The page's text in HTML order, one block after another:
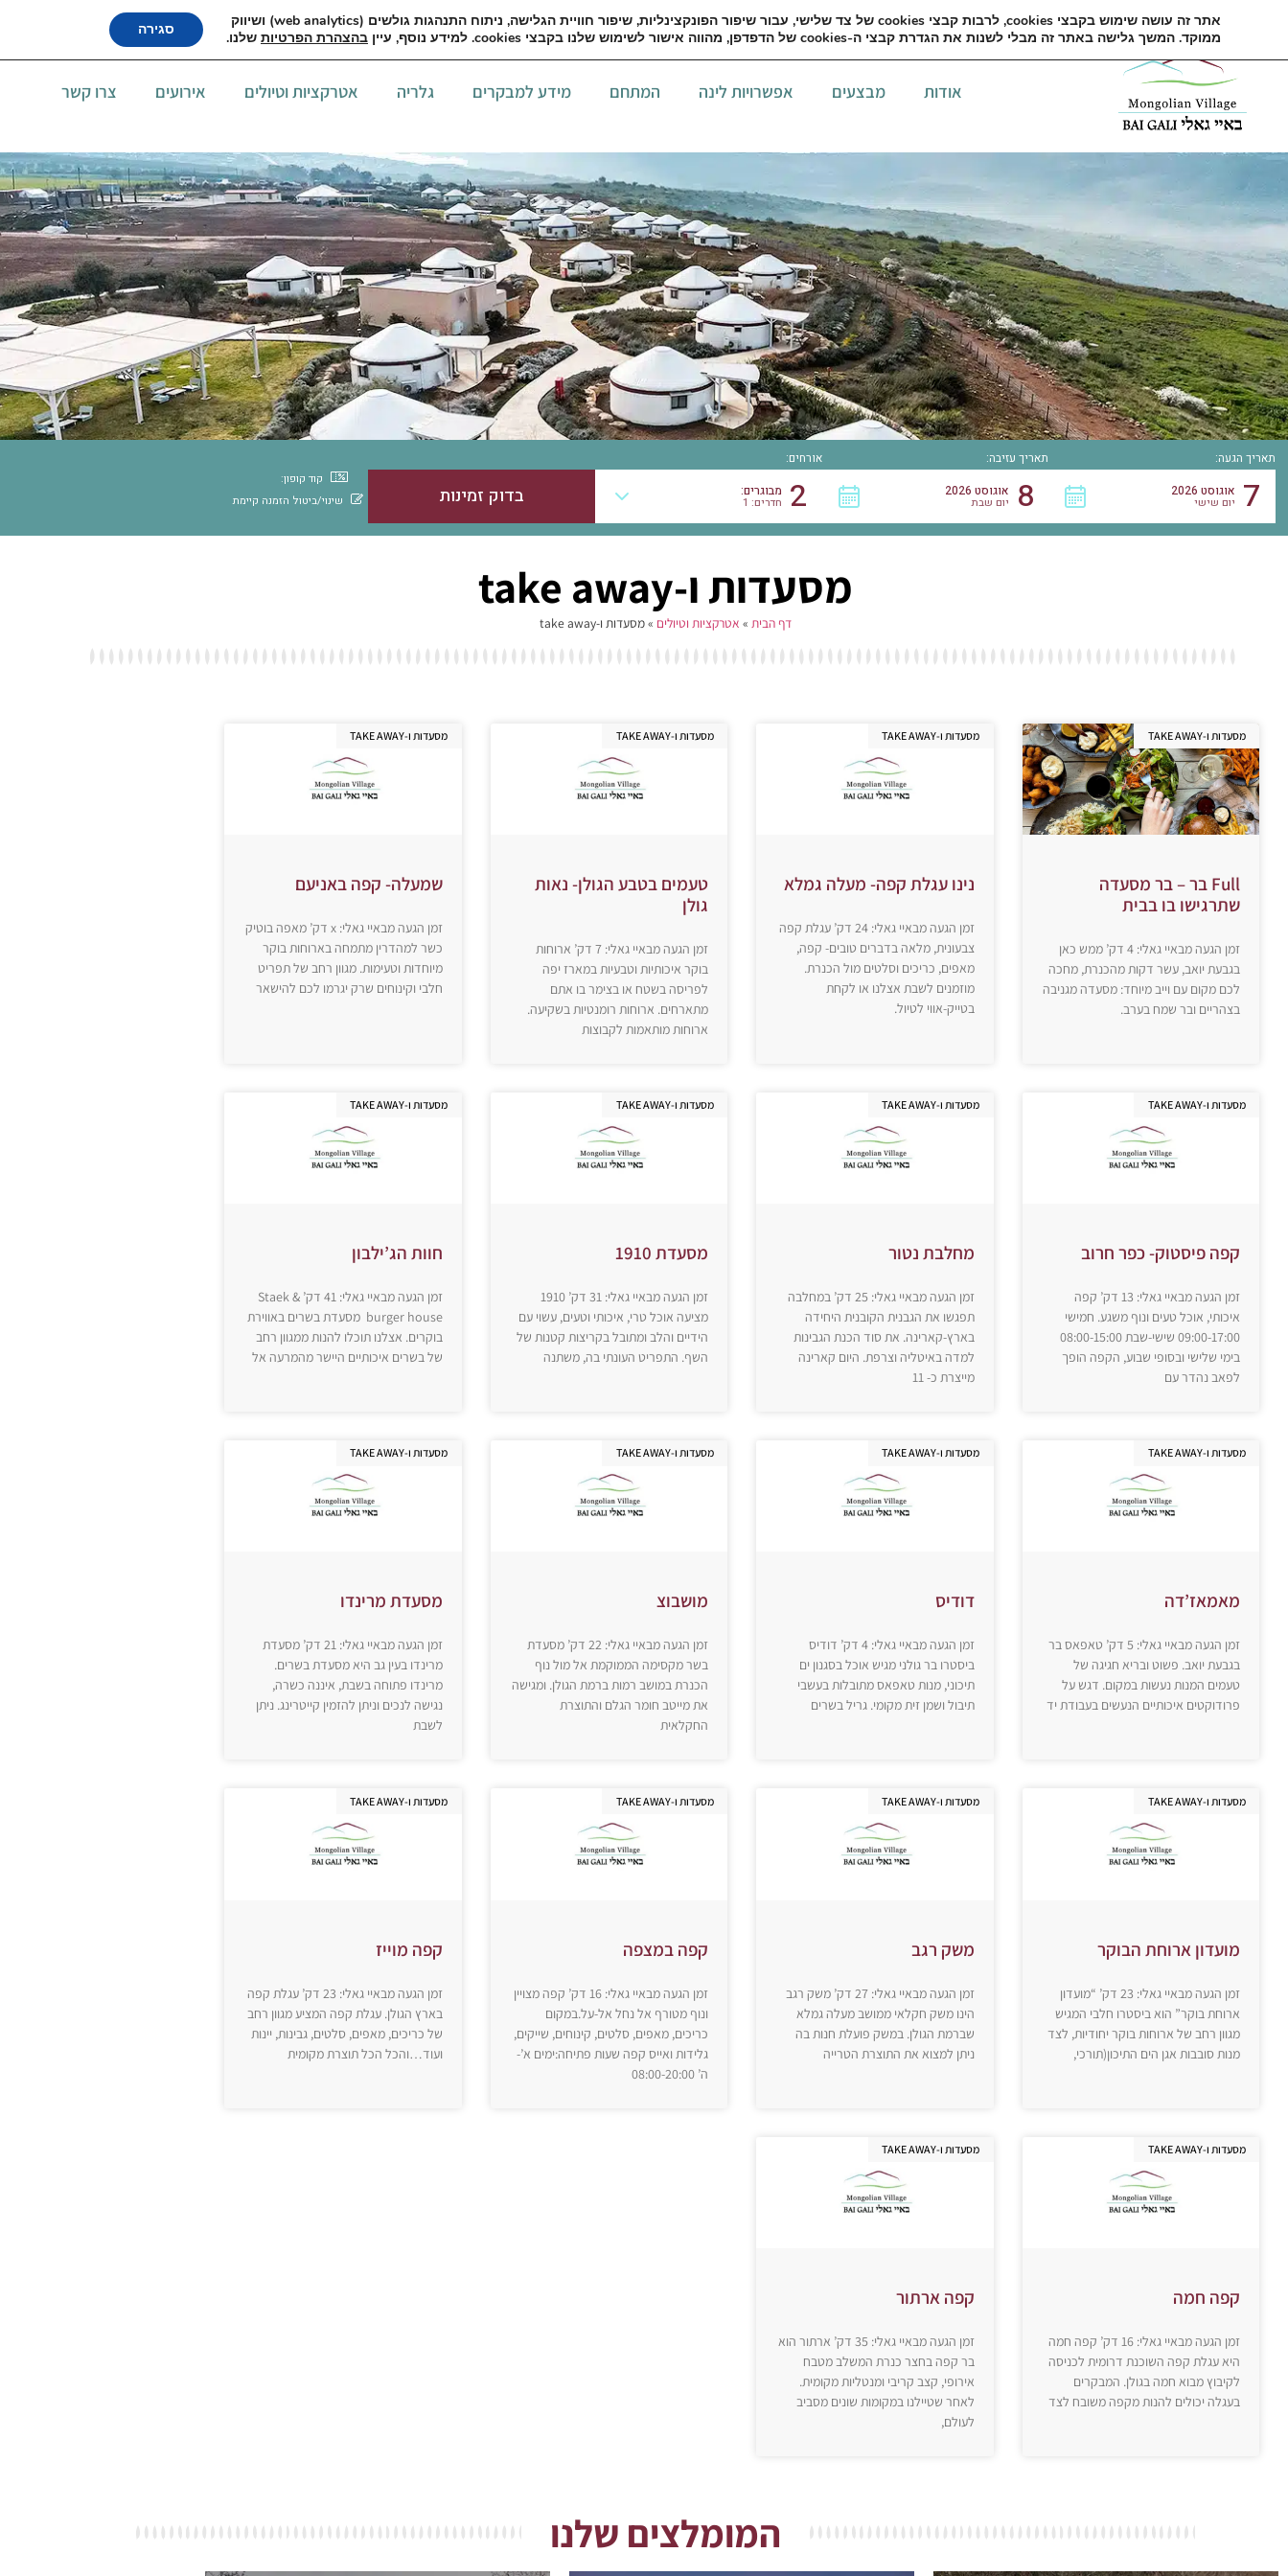
English פרטים והזמנות 052-6559994
אודות מבצעים אפשרויות לינה המתחם מידע למבקרים גלריה אטרקציות וטיולים אירועים צרו קשר
תאריך הגעה:
7 אוגוסט 2026
יום שישי
תאריך עזיבה:
8 אוגוסט 2026
יום שבת
אורחים:
2 מבוגרים:
חדרים: 1
קוד קופון:
שינוי/ביטול הזמנה קיימת
מסעדות ו-take away
דף הבית » אטרקציות וטיולים »מסעדות ו-take away
מסעדות ו-TAKE AWAY
Full בר – בר מסעדה
שתרגישו בו בבית
זמן הגעה מבאיי גאלי: 4 דק’ ממש כאן
בגבעת יואב, עשר דקות מהכנרת, מחכה
לכם מקום עם וייב מיוחד: מסעדה מגניבה
בצהריים ובר שמח בערב.
מסעדות ו-TAKE AWAY
נינו עגלת קפה- מעלה גמלא
זמן הגעה מבאיי גאלי: 24 דק’ עגלת קפה
צבעונית, מלאה בדברים טובים- קפה,
מאפים, כריכים וסלטים מול הכנרת.
מוזמנים לשבת אצלנו או לקחת
בטייק-אווי לטיול.
מסעדות ו-TAKE AWAY
טעמים בטבע הגולן- נאות
גולן
זמן הגעה מבאיי גאלי: 7 דק’ ארוחות
בוקר איכותיות וטבעיות במארז יפה
לפריסה בשטח או בצימר בו אתם
מתארחים. ארוחות רומנטיות בשקיעה.
ארוחות מותאמות לקבוצות
מסעדות ו-TAKE AWAY
שמעלה- קפה באניעם
זמן הגעה מבאיי גאלי: x דק’ מאפה בוטיק
כשר למהדרין מתמחה בארוחות בוקר
מיוחדות וטעימות. מגוון רחב של תפריט
חלבי וקינוחים שרק יגרמו לכם להישאר
מסעדות ו-TAKE AWAY
קפה פיסטוק- כפר חרוב
זמן הגעה מבאיי גאלי: 13 דק’ קפה
איכותי, אוכל טעים ונוף משגע. חמישי
09:00-17:00 שישי-שבת 08:00-15:00
בימי שלישי ובסופי שבוע, הקפה הופך
לפאב נהדר עם
מסעדות ו-TAKE AWAY
מחלבת נטור
זמן הגעה מבאיי גאלי: 25 דק’ במחלבה
תפגשו את הגבנית הקובנית היחידה
בארץ-קארינה. את סוד הכנת הגבינות
למדה באיטליה וצרפת. היום קארינה
מייצרת כ- 11
מסעדות ו-TAKE AWAY
מסעדת 1910
זמן הגעה מבאיי גאלי: 31 דק’ 1910
מציעה אוכל טרי, איכותי וטעים, עשוי עם
הידיים והלב ומתובל בקריצות קטנות של
השף. התפריט העונתי בה, משתנה
מסעדות ו-TAKE AWAY
חוות הג’ילבון
זמן הגעה מבאיי גאלי: 41 דק’ Staek &
burger house מסעדת בשרים באווירת
בוקרים. אצלנו תוכלו להנות ממגוון רחב
של בשרים איכותיים היישר מהמרעה אל
מסעדות ו-TAKE AWAY
מאמאז’דה
זמן הגעה מבאיי גאלי: 5 דק’ טאפאס בר
בגבעת יואב. פשוט ובריא חגיגה של
טעמים המנות נעשות במקום. דגש על
פרודוקטים איכותיים הנעשים בעבודת יד
מסעדות ו-TAKE AWAY
דודיס
זמן הגעה מבאיי גאלי: 4 דק’ דודיס
ביסטרו בר גולני מגיש אוכל בסגנון ים
תיכוני, מנות טאפאס מתובלות בעשבי
תיבול ושמן זית מקומי. גריל בשרים
מסעדות ו-TAKE AWAY
מושבוצ
זמן הגעה מבאיי גאלי: 22 דק’ מסעדת
בשר מקסימה הממוקמת אל מול נוף
הכנרת במושב רמות ברמת הגולן. ומגישה
את מייטב חומר הגלם והתוצרת
החקלאית
מסעדות ו-TAKE AWAY
מסעדת מרינדו
זמן הגעה מבאיי גאלי: 21 דק’ מסעדת
מרינדו בעין גב היא מסעדת בשרים.
מרינדו פתוחה בשבת, איננה כשרה,
נגישה לנכים וניתן להזמין קייטרינג. ניתן
לשבת
מסעדות ו-TAKE AWAY
מועדון ארוחת הבוקר
זמן הגעה מבאיי גאלי: 23 דק’ “מועדון
ארוחת בוקר” הוא ביסטרו חלבי המגיש
מגוון רחב של ארוחות בוקר יחודיות, לצד
מנות סובבות אגן הים התיכון(תורכי,
מסעדות ו-TAKE AWAY
משק רגב
זמן הגעה מבאיי גאלי: 27 דק’ משק רגב
הינו משק חקלאי ממושב מעלה גמלא
שברמת הגולן. במשק פועלת חנות בה
ניתן למצוא את התוצרת הטרייה
מסעדות ו-TAKE AWAY
קפה במצפה
זמן הגעה מבאיי גאלי: 16 דק’ קפה מצויין
ונוף מטורף אל נחל אל-על.במקום
כריכים, מאפים, סלטים, קינוחים, שייקים,
גלידות ואייס קפה שעות פתיחה:ימים א’-
ה’ 08:00-20:00
מסעדות ו-TAKE AWAY
קפה מוייז
זמן הגעה מבאיי גאלי: 23 דק’ עגלת קפה
בארץ הגולן. עגלת קפה המציע מגוון רחב
של כריכים, מאפים, סלטים, גבינות, יינות
ועוד…והכל הכל תוצרת מקומית
מסעדות ו-TAKE AWAY
קפה חמה
זמן הגעה מבאיי גאלי: 16 דק’ קפה חמה
היא עגלת קפה השוכנת דרומית לכניסה
לקיבוץ מבוא חמה בגולן. המבקרים
בעגלה יכולים להנות מקפה משובח לצד
מסעדות ו-TAKE AWAY
קפה ארתור
זמן הגעה מבאיי גאלי: 35 דק’ ארתור הוא
בר קפה בחצר כנרת המשלב מטבח
אירופי, קצב קריבי ומנטליות מקומית.
לאחר שטיילנו במקומות שונים מסביב
לעולם,
המומלצים שלנו
אתר זה עושה שימוש בקבצי cookies, לרבות קבצי cookies של צד שלישי, עבור שיפור הפונקצינליות, שיפור חוויית הגלישה, ניתוח התנהגות גולשים (web analytics) ושיווק
ממוקד. המשך גלישה באתר זה מבלי לשנות את הגדרת קבצי ה-cookies של הדפדפן, מהווה אישור לשימוש שלנו בקבצי cookies. למידע נוסף, עיין
בהצהרת הפרטיות שלנו. סגירה